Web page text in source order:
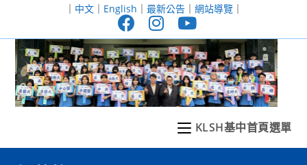
至
｜ 中文｜ English ｜ 最新公告｜ 網站導覽｜
KLSH基中首頁選單